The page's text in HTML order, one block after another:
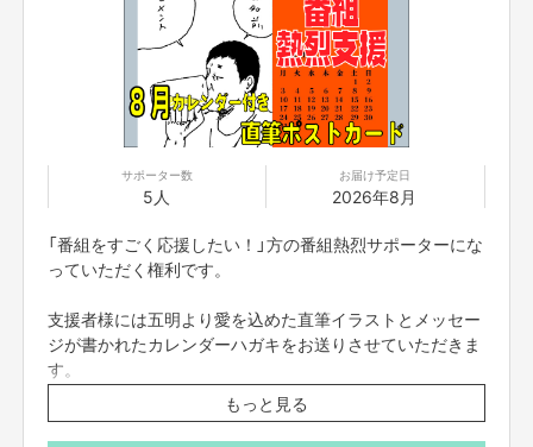
新宿区新宿5-18-21
お問い合わせは下記のURLのメッセージからご連絡ください。
【返品期限】
不良品、発送品間違いの場合は無料で交換させていただきます。到着日から
7日以内に上記問い合わせ先へご連絡ください。それ以上経過しますと返品
ル・返品・交換はお受けできません。
【返品送料】
不良品、発送商品間違いの場合、着払いにて対応いたします。
サポーター数
5人
お届け予定日
2026年8月
「番組をすごく応援したい！」方の番組熱烈サポーターにな
っていただく権利です。
支援者様には五明より愛を込めた直筆イラストとメッセー
ジが書かれたカレンダーハガキをお送りさせていただきま
す。
※番組制作費に充てさせていただきます。
もっと見る